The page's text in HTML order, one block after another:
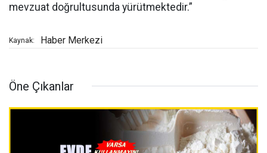
mevzuat doğrultusunda yürütmektedir.”
Kaynak: Haber Merkezi
Öne Çıkanlar